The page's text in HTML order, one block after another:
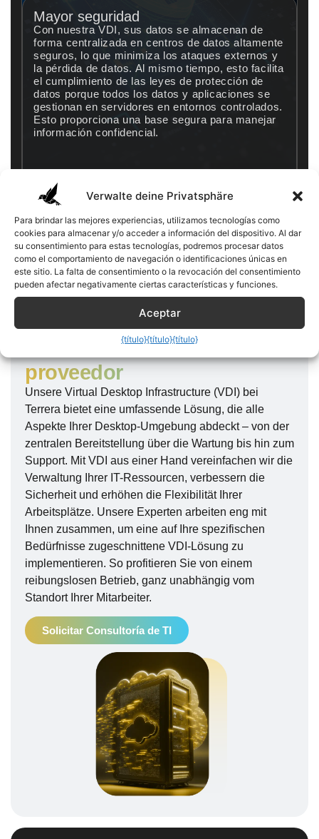
Verwalte deine Privatsphäre
Para brindar las mejores experiencias, utilizamos tecnologías como
cookies para almacenar y/o acceder a información del dispositivo. Al dar
su consentimiento para estas tecnologías, podremos procesar datos
como el comportamiento de navegación o identificaciones únicas en
este sitio. La falta de consentimiento o la revocación del consentimiento
pueden afectar negativamente ciertas características y funciones.
Aceptar
{título}{título}{título}
Mayor seguridad
Con nuestra VDI, sus datos se almacenan de
forma centralizada en centros de datos altamente
seguros, lo que minimiza los ataques externos y
la pérdida de datos. Al mismo tiempo, esto facilita
el cumplimiento de las leyes de protección de
datos porque todos los datos y aplicaciones se
gestionan en servidores en entornos controlados.
Esto proporciona una base segura para manejar
información confidencial.
El mejor servicio posible
con VDI de un único
proveedor
Unsere Virtual Desktop Infrastructure (VDI) bei
Terrera bietet eine umfassende Lösung, die alle
Aspekte Ihrer Desktop-Umgebung abdeckt – von der
zentralen Bereitstellung über die Wartung bis hin zum
Support. Mit VDI aus einer Hand vereinfachen wir die
Verwaltung Ihrer IT-Ressourcen, verbessern die
Sicherheit und erhöhen die Flexibilität Ihrer
Arbeitsplätze. Unsere Experten arbeiten eng mit
Ihnen zusammen, um eine auf Ihre spezifischen
Bedürfnisse zugeschnittene VDI-Lösung zu
implementieren. So profitieren Sie von einem
reibungslosen Betrieb, ganz unabhängig vom
Standort Ihrer Mitarbeiter.
Solicitar Consultoría de TI